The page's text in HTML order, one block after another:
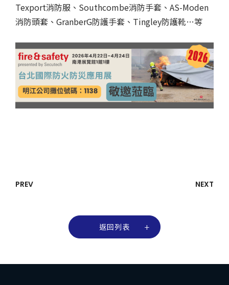
Texport消防服、Southcombe消防手套、AS-Moden
消防頭套、GranberG防護手套、Tingley防護靴…等
PREV NEXT
返回列表